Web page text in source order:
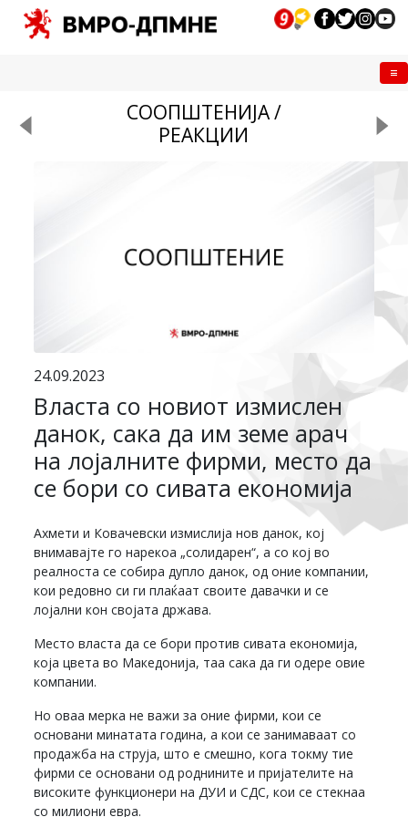
СООПШТЕНИЈА /
РЕАКЦИИ
24.09.2023
Власта со новиот измислен
данок, сака да им земе арач
на лојалните фирми, место да
се бори со сивата економија
Ахмети и Ковачевски измислија нов данок, кој
внимавајте го нарекоа „солидарен“, а со кој во
реалноста се собира дупло данок, од оние компании,
кои редовно си ги плаќаат своите давачки и се
лојални кон својата држава.
Место власта да се бори против сивата економија,
која цвета во Македонија, таа сака да ги одере овие
компании.
Но оваа мерка не важи за оние фирми, кои се
основани минатата година, а кои се занимаваат со
продажба на струја, што е смешно, кога токму тие
фирми се основани од роднините и пријателите на
високите функционери на ДУИ и СДС, кои се стекнаа
со милиони евра.